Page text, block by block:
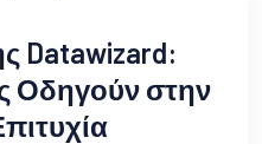
Datawizard:
Οδηγούν στην